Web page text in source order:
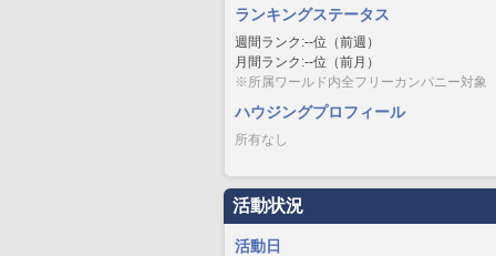
ランキングステータス
週間ランク:--位（前週）
月間ランク:--位（前月）
※所属ワールド内全フリーカンパニー対象
ハウジングプロフィール
所有なし
活動状況
活動日